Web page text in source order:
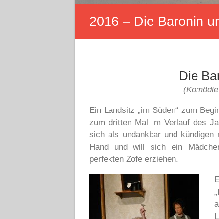
2016 – Die Baronin
Die
Ein Landsitz „im Süden“ zum
zum dritten Mal im Verlauf des
sich als undankbar und
Hand und will sich ein
perfekten Zofe erziehen.